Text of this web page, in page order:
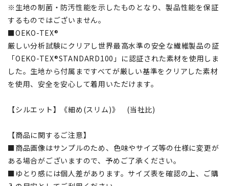
※生地の制菌・防汚性能を示したものとなり、製品性能を保証
するものではございません。
■OEKO-TEX®
厳しい分析試験にクリアし世界最高水準の安全な繊維製品の証
「OEKO-TEX®STANDARD100」に認証された素材を使用しま
した。生地から付属まですべてが厳しい基準をクリアした素材
を使用、安全を安心して着用いただけます。
【シルエット】《細め(スリム)》 (当社比)
【商品に関するご注意】
■商品画像はサンプルのため、色味やサイズ等の仕様に変更が
ある場合がございますので、予めご了承ください。
■ゆとり感には個人差があります。サイズ表を確認の上、ご購